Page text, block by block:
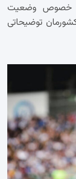
خصوص وضعیت
توضیحاتی